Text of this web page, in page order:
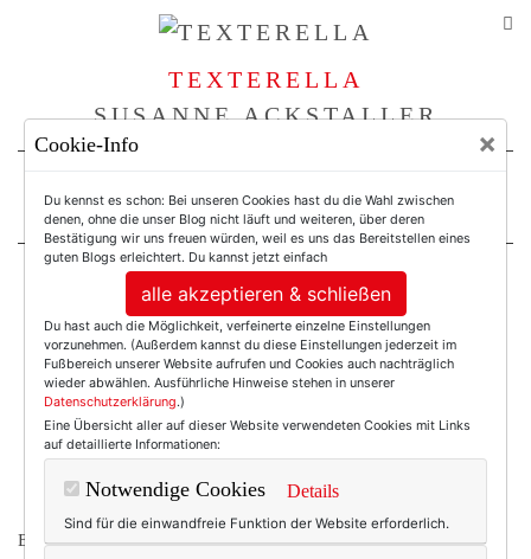
TEXTERELLA
SUSANNE ACKSTALLER
For Women. Not Girls.
Einträge mit dem
Tag: Beutel
BEAUTY & FASHION
Cookie-Info ×
Du kennst es schon: Bei unseren Cookies hast du die Wahl zwischen
denen, ohne die unser Blog nicht läuft und weiteren, über deren
Bestätigung wir uns freuen würden, weil es uns das Bereitstellen eines
guten Blogs erleichtert. Du kannst jetzt einfach
alle akzeptieren & schließen
Du hast auch die Möglichkeit, verfeinerte einzelne Einstellungen
vorzunehmen. (Außerdem kannst du diese Einstellungen jederzeit im
Fußbereich unserer Website aufrufen und Cookies auch nachträglich
wieder abwählen. Ausführliche Hinweise stehen in unserer
Datenschutzerklärung.)
Eine Übersicht aller auf dieser Website verwendeten Cookies mit Links
auf detaillierte Informationen:
Notwendige Cookies Details
Sind für die einwandfreie Funktion der Website erforderlich.